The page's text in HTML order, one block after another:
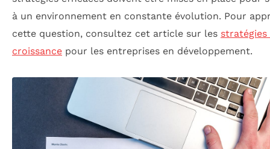
à un environnement en constante évolution. Pour
cette question, consultez cet article sur les stratégies
croissance pour les entreprises en développement.